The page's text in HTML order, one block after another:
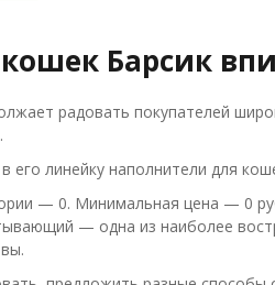
Барсик
радовать покупателей
линейку наполнители для
— 0. Минимальная цена — 0
— одна из наиболее